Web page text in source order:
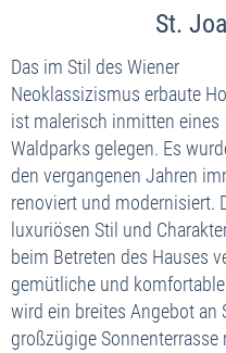
St.
Das im Stil des Wiener
Neoklassizismus erbaute
ist malerisch inmitten eines
Waldparks gelegen. Es
den vergangenen Jahren
renoviert und modernisiert.
luxuriösen Stil und
beim Betreten des Hauses
gemütliche und
wird ein breites Angebot an
großzügige